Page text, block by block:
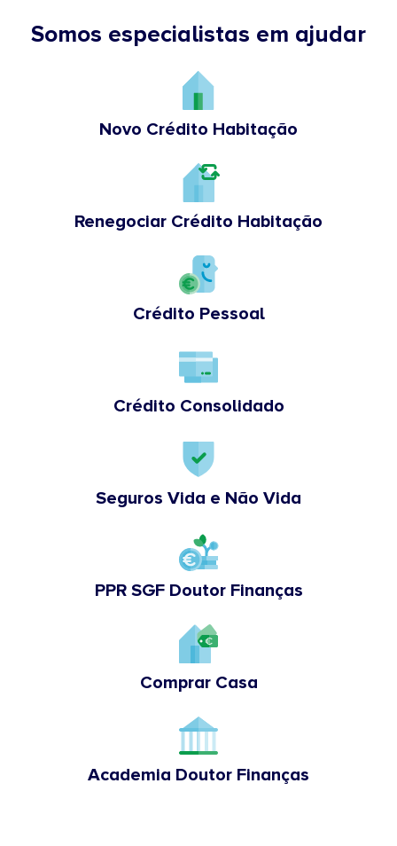
Somos especialistas em ajudar
Novo Crédito Habitação
Renegociar Crédito Habitação
Crédito Pessoal
Crédito Consolidado
Seguros Vida e Não Vida
PPR SGF Doutor Finanças
Comprar Casa
Academia Doutor Finanças